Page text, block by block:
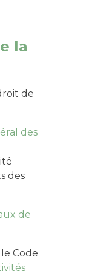
la
de
des
des
de
Code